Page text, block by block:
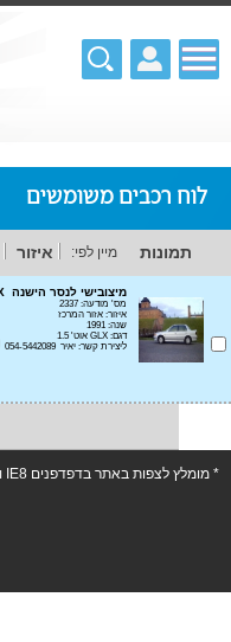
לוח רכבים משומשים
תמונות מיין לפי: איזור
מיצובישי לנסר הישנה GLX אוט' 1.5 1991
מס' מודעה: 2337
איזור: אזור המרכז
שנה: 1991
דגם: GLX אוט' 1.5
ליצירת קשר: יאיר 054-5442089
* מומלץ לצפות באתר בדפדפנים IE8 ומעלה, Firefox, או Chrome בלבד.